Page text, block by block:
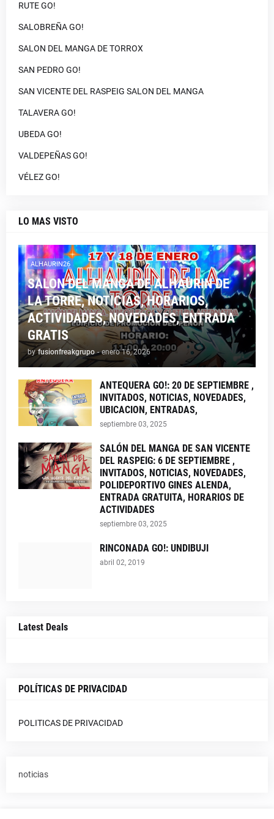
RUTE GO!
SALOBREÑA GO!
SALON DEL MANGA DE TORROX
SAN PEDRO GO!
SAN VICENTE DEL RASPEIG SALON DEL MANGA
TALAVERA GO!
UBEDA GO!
VALDEPEÑAS GO!
VÉLEZ GO!
LO MAS VISTO
ALHAURIN26
SALON DEL MANGA DE ALHAURIN DE
LA TORRE, NOTICIAS, HORARIOS,
ACTIVIDADES, NOVEDADES, ENTRADA
GRATIS
by fusionfreakgrupo - enero 16, 2026
ANTEQUERA GO!: 20 DE SEPTIEMBRE ,
INVITADOS, NOTICIAS, NOVEDADES,
UBICACION, ENTRADAS,
septiembre 03, 2025
SALÓN DEL MANGA DE SAN VICENTE
DEL RASPEIG: 6 DE SEPTIEMBRE ,
INVITADOS, NOTICIAS, NOVEDADES,
POLIDEPORTIVO GINES ALENDA,
ENTRADA GRATUITA, HORARIOS DE
ACTIVIDADES
septiembre 03, 2025
RINCONADA GO!: UNDIBUJI
abril 02, 2019
Latest Deals
POLÍTICAS DE PRIVACIDAD
POLITICAS DE PRIVACIDAD
noticias